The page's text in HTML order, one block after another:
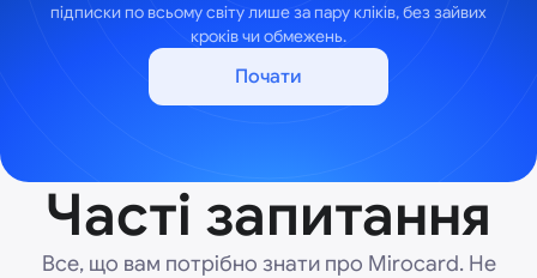
підписки по всьому світу лише за пару кліків, без зайвих
кроків чи обмежень.
Почати
Часті запитання
Все, що вам потрібно знати про Mirocard. Не